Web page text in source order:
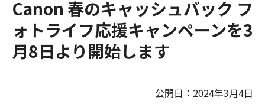
Canon 春のキャッシュバック フ
ォトライフ応援キャンペーンを3
月8日より開始します
公開日：2024年3月4日